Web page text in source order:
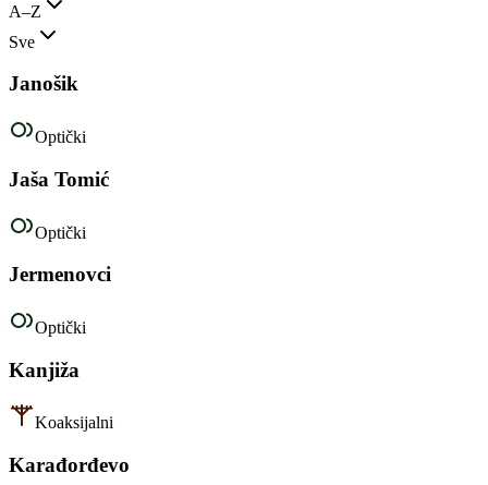
A–Z
Sve
Janošik
Optički
Jaša Tomić
Optički
Jermenovci
Optički
Kanjiža
Koaksijalni
Karađorđevo